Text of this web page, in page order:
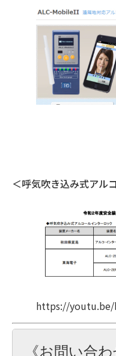
＜呼気吹き込み式アル
https://youtu.be/